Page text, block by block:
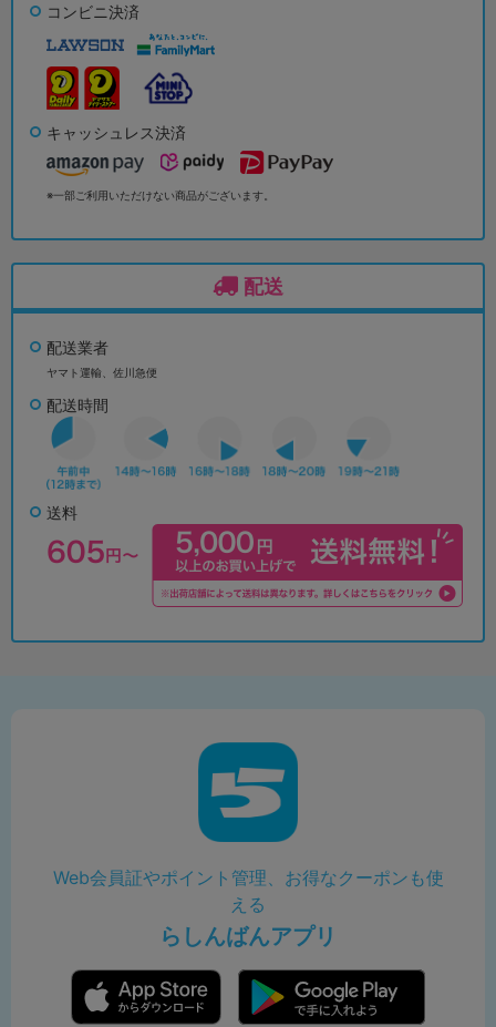
コンビニ決済
キャッシュレス決済
※一部ご利用いただけない商品がございます。
配送
配送業者
ヤマト運輸、佐川急便
配送時間
送料
Web会員証やポイント管理、お得なクーポンも使
える
らしんばんアプリ